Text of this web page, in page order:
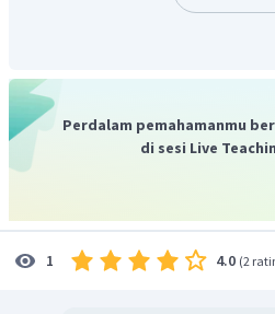
tersusun dari batuan granit
lebih rendah, sekitar 2,6 g/cm
Litosfer samudra lebih
Ketebalan litosfer
Secara geologis, litosfer
Perdalam pemahamanmu
di sesi Live
1 4.0 (2